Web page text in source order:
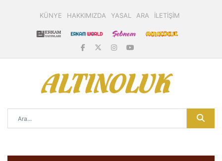
KÜNYE HAKKIMIZDA YASAL ARA İLETİŞİM